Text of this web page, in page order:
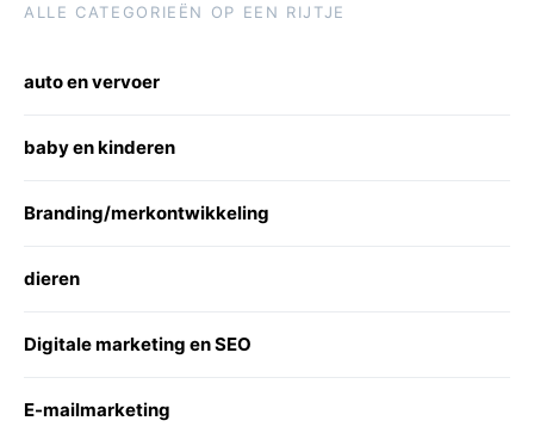
ALLE CATEGORIEËN OP EEN RIJTJE
auto en vervoer
baby en kinderen
Branding/merkontwikkeling
dieren
Digitale marketing en SEO
E-mailmarketing